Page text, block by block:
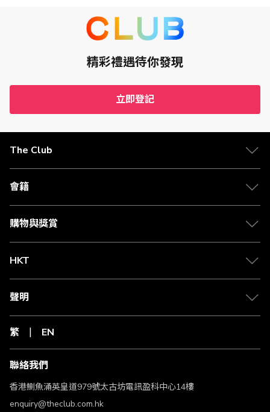
精彩禮遇待你發現
立即登記
The Club
會籍
購物與獎賞
HKT
聲明
繁 EN
聯絡我們
香港鰂魚涌英皇道979號太古坊電訊盈科中心14樓
enquiry@theclub.com.hk